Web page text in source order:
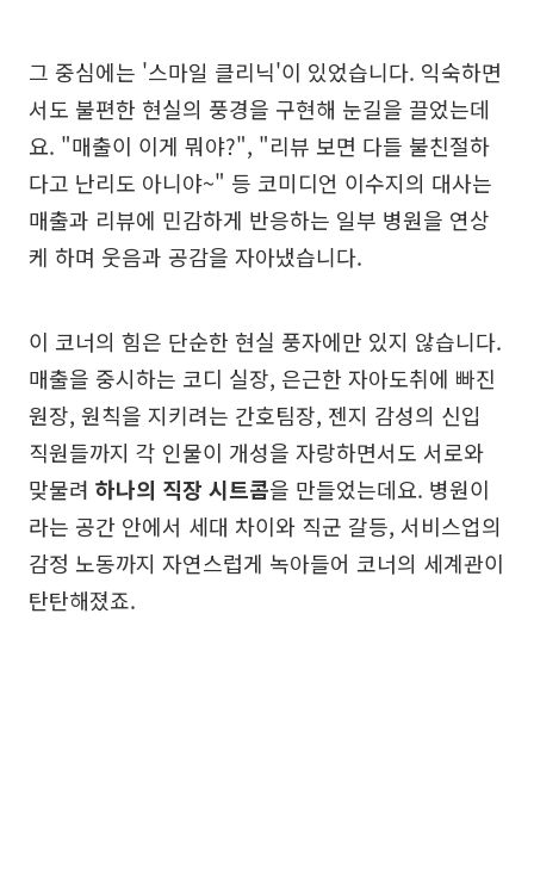
그 중심에는 '스마일 클리닉'이 있었습니다. 익숙하면
서도 불편한 현실의 풍경을 구현해 눈길을 끌었는데
요. "매출이 이게 뭐야?", "리뷰 보면 다들 불친절하
다고 난리도 아니야~" 등 코미디언 이수지의 대사는
매출과 리뷰에 민감하게 반응하는 일부 병원을 연상
케 하며 웃음과 공감을 자아냈습니다.
이 코너의 힘은 단순한 현실 풍자에만 있지 않습니다.
매출을 중시하는 코디 실장, 은근한 자아도취에 빠진
원장, 원칙을 지키려는 간호팀장, 젠지 감성의 신입
직원들까지 각 인물이 개성을 자랑하면서도 서로와
맞물려 하나의 직장 시트콤을 만들었는데요. 병원이
라는 공간 안에서 세대 차이와 직군 갈등, 서비스업의
감정 노동까지 자연스럽게 녹아들어 코너의 세계관이
탄탄해졌죠.